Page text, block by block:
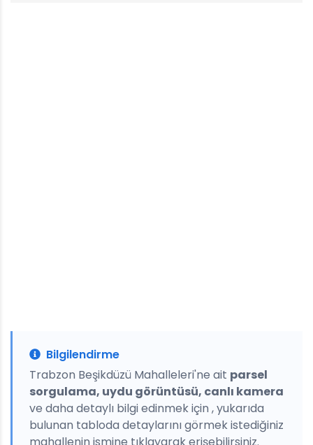
Bilgilendirme
Trabzon Beşikdüzü Mahalleleri'ne ait parsel
sorgulama, uydu görüntüsü, canlı kamera
ve daha detaylı bilgi edinmek için , yukarıda
bulunan tabloda detaylarını görmek istediğiniz